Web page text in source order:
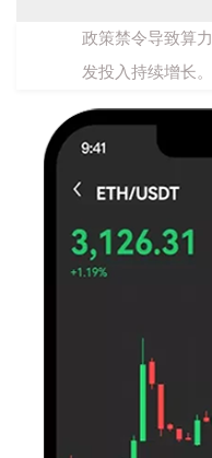
政策禁令导致算
发投入持续增长。